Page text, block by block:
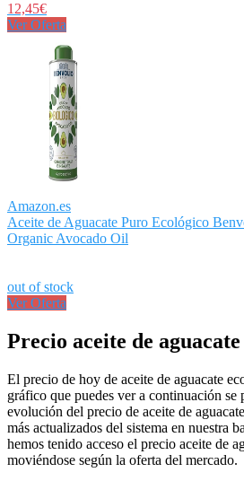
12,45€
Ver Oferta
Amazon.es
Aceite de Aguacate Puro Ecológico
Organic Avocado Oil
out of stock
Ver Oferta
Precio aceite de
El precio de hoy de aceite de aguacate
gráfico que puedes ver a continuación se
evolución del precio de aceite de
más actualizados del sistema en nuestra
hemos tenido acceso el precio aceite de
moviéndose según la oferta del mercado.